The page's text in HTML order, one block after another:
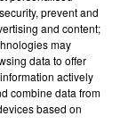
prevent and
and content;
may
data to offer
actively
combine data from
based on